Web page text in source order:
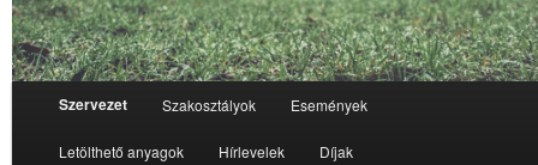
Szervezet Szakosztályok Események
Letölthető anyagok Hírlevelek Díjak